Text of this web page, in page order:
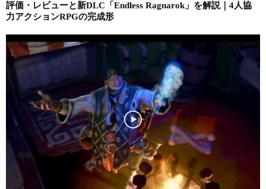
評価・レビューと新DLC「Endless Ragnarok」を解説｜4人協
力アクションRPGの完成形